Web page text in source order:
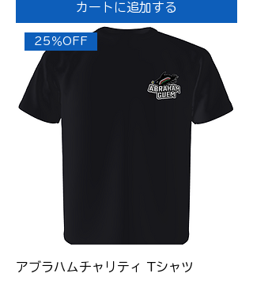
カートに追加する
25％OFF
アブラハムチャリティ Tシャツ